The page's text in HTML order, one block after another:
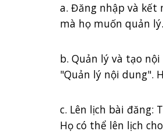
a. Đăng nhập và kết
mà họ muốn quản lý.
b. Quản lý và tạo
"Quản lý nội dung".
c. Lên lịch bài đăng:
Họ có thể lên lịch